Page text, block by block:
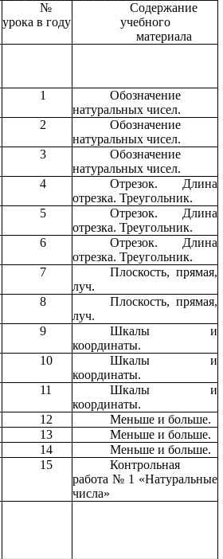
№
урока в году
Содержание
учебного
материала
1
Обозначение
натуральных чисел.
2
Обозначение
натуральных чисел.
3
Обозначение
натуральных чисел.
4
Отрезок. Длина
отрезка. Треугольник.
5
Отрезок. Длина
отрезка. Треугольник.
6
Отрезок. Длина
отрезка. Треугольник.
7
Плоскость, прямая,
луч.
8
Плоскость, прямая,
луч.
9
Шкалы и
координаты.
10
Шкалы и
координаты.
11
Шкалы и
координаты.
12
Меньше и больше.
13
Меньше и больше.
14
Меньше и больше.
15
Контрольная
работа № 1 «Натуральные
числа»